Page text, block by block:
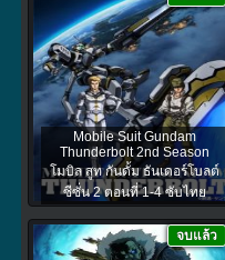
Mobile Suit Gundam
Thunderbolt 2nd Season
โมบิล สูท กันดั้ม ธันเดอร์โบลต์
ซีซั่น 2 ตอนที่ 1-4 ซับไทย
จบแล้ว